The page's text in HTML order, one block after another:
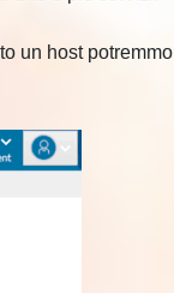
un host potremmo